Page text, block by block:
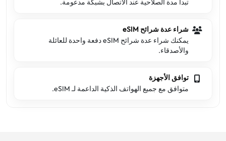
تبدأ مدة الصلاحية عند الاتصال بشبكة مدعومة.
شراء عدة شرائح eSIM
يمكنك شراء عدة شرائح eSIM دفعة واحدة للعائلة
والأصدقاء.
توافق الأجهزة
متوافق مع جميع الهواتف الذكية الداعمة لـ eSIM.